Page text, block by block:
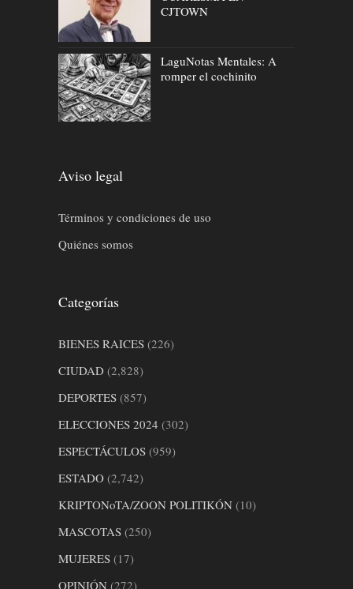
CJTOWN
LaguNotas Mentales: A
romper el cochinito
Aviso legal
Términos y condiciones de uso
Quiénes somos
Categorías
BIENES RAICES (226)
CIUDAD (2,828)
DEPORTES (857)
ELECCIONES 2024 (302)
ESPECTÁCULOS (959)
ESTADO (2,742)
KRIPTONoTA/ZOON POLITIKÓN (10)
MASCOTAS (250)
MUJERES (17)
OPINIÓN (272)